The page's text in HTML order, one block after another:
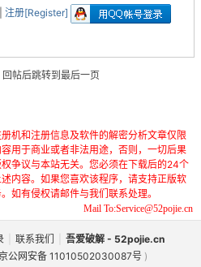
注册[Register]
回帖后跳转到最后一页
机和注册信息及软件的解密分析文章仅限
用于商业或者非法用途，否则，一切后果
争议与本站无关。您必须在下载后的24个
内容。如果您喜欢该程序，请支持正版软
如有侵权请邮件与我们联系处理。
Mail To:Service@52pojie.cn
联系我们
吾爱破解 - 52pojie.cn
公网安备 11010502030087号 )